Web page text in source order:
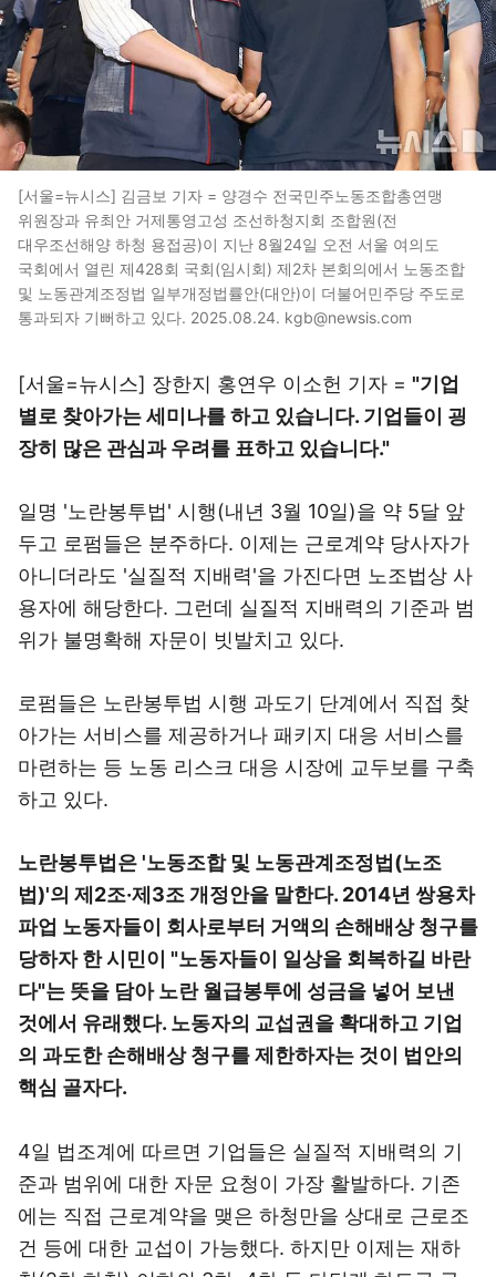
[서울=뉴시스] 김금보 기자 = 양경수 전국민주노동조합총연맹
위원장과 유최안 거제통영고성 조선하청지회 조합원(전
대우조선해양 하청 용접공)이 지난 8월24일 오전 서울 여의도
국회에서 열린 제428회 국회(임시회) 제2차 본회의에서 노동조합
및 노동관계조정법 일부개정법률안(대안)이 더불어민주당 주도로
통과되자 기뻐하고 있다. 2025.08.24. kgb@newsis.com
[서울=뉴시스] 장한지 홍연우 이소헌 기자 = "기업
별로 찾아가는 세미나를 하고 있습니다. 기업들이 굉
장히 많은 관심과 우려를 표하고 있습니다."
일명 '노란봉투법' 시행(내년 3월 10일)을 약 5달 앞
두고 로펌들은 분주하다. 이제는 근로계약 당사자가
아니더라도 '실질적 지배력'을 가진다면 노조법상 사
용자에 해당한다. 그런데 실질적 지배력의 기준과 범
위가 불명확해 자문이 빗발치고 있다.
로펌들은 노란봉투법 시행 과도기 단계에서 직접 찾
아가는 서비스를 제공하거나 패키지 대응 서비스를
마련하는 등 노동 리스크 대응 시장에 교두보를 구축
하고 있다.
노란봉투법은 '노동조합 및 노동관계조정법(노조
법)'의 제2조·제3조 개정안을 말한다. 2014년 쌍용차
파업 노동자들이 회사로부터 거액의 손해배상 청구를
당하자 한 시민이 "노동자들이 일상을 회복하길 바란
다"는 뜻을 담아 노란 월급봉투에 성금을 넣어 보낸
것에서 유래했다. 노동자의 교섭권을 확대하고 기업
의 과도한 손해배상 청구를 제한하자는 것이 법안의
핵심 골자다.
4일 법조계에 따르면 기업들은 실질적 지배력의 기
준과 범위에 대한 자문 요청이 가장 활발하다. 기존
에는 직접 근로계약을 맺은 하청만을 상대로 근로조
건 등에 대한 교섭이 가능했다. 하지만 이제는 재하